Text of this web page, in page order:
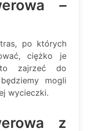
–
po których
ciężko je
zajrzeć do
mogli
wycieczki.
z